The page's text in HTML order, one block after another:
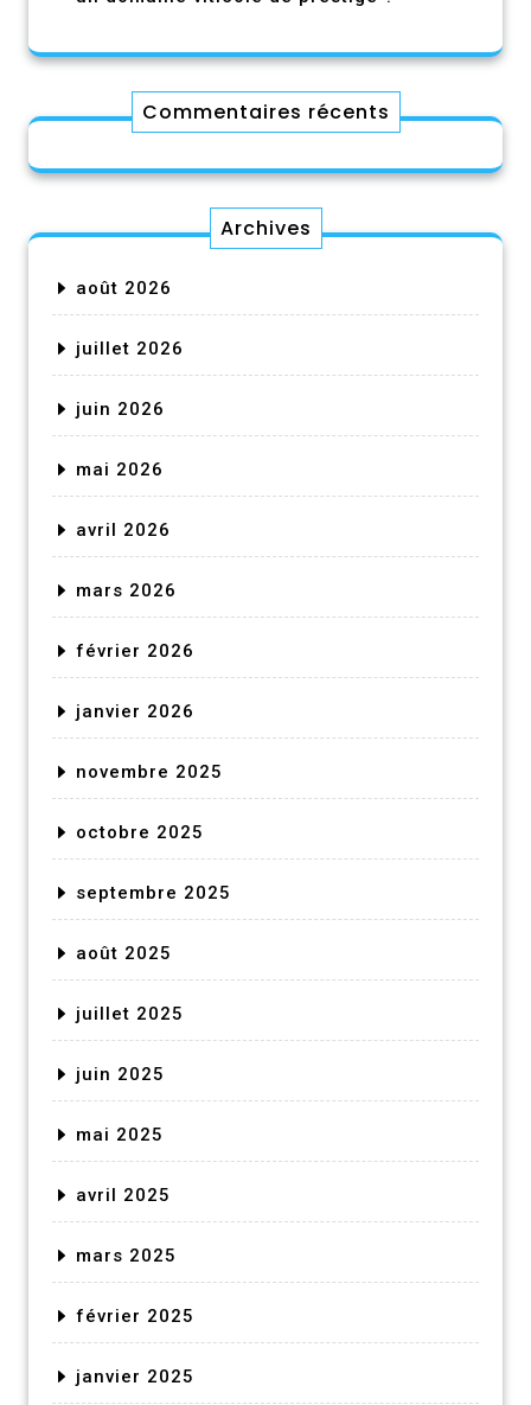
Commentaires récents
Archives
août 2026
juillet 2026
juin 2026
mai 2026
avril 2026
mars 2026
février 2026
janvier 2026
novembre 2025
octobre 2025
septembre 2025
août 2025
juillet 2025
juin 2025
mai 2025
avril 2025
mars 2025
février 2025
janvier 2025